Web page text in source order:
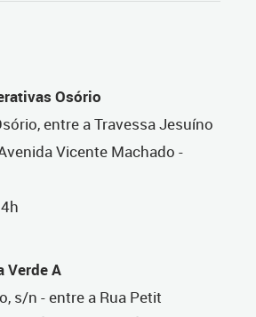
Osório
entre a Travessa Jesuíno
Vicente Machado -
Verde A
s/n - entre a Rua Petit